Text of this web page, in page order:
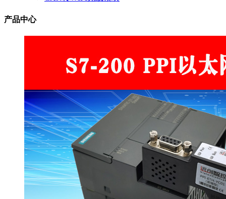
产品中心